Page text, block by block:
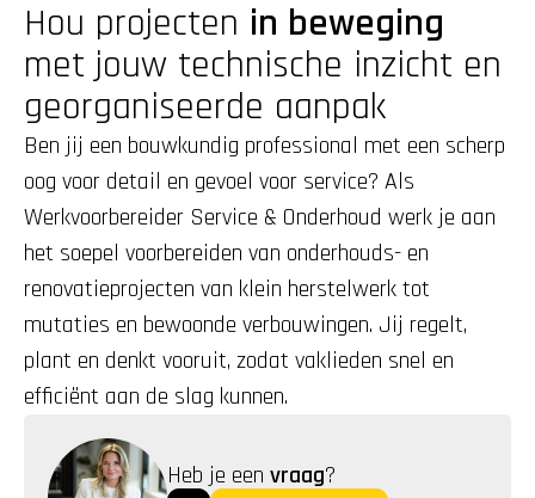
Hou projecten in beweging
met jouw technische inzicht en
georganiseerde aanpak
Ben jij een bouwkundig professional met een scherp
oog voor detail en gevoel voor service? Als
Werkvoorbereider Service & Onderhoud werk je aan
het soepel voorbereiden van onderhouds- en
renovatieprojecten van klein herstelwerk tot
mutaties en bewoonde verbouwingen. Jij regelt,
plant en denkt vooruit, zodat vaklieden snel en
efficiënt aan de slag kunnen.
Heb je een vraag?